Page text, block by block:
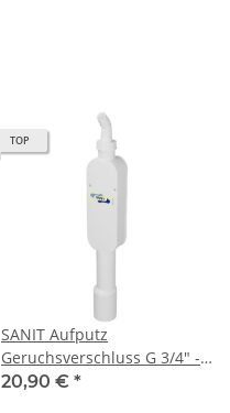
TOP
SANIT Aufputz
Geruchsverschluss G 3/4" -
G1" für Wasch und
20,90 € *